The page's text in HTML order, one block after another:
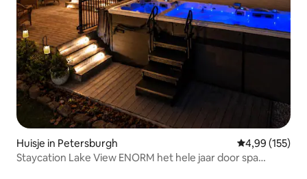
Huisje in Petersburgh Gemiddelde
4,99 (155)
Staycation Lake View ENORM het hele jaar door spa